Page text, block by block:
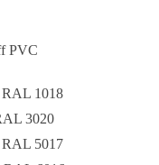
PVC
1018
3020
5017